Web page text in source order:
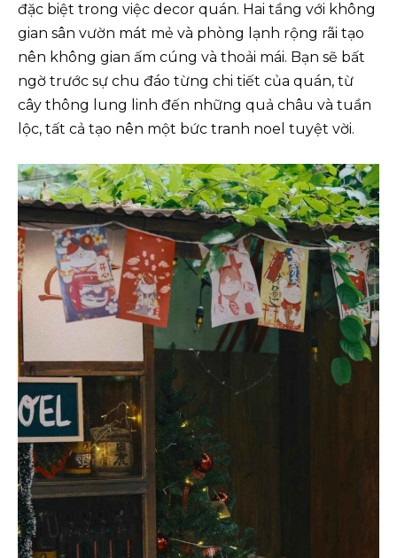
đặc biệt trong việc decor quán. Hai tầng với không
gian sân vườn mát mẻ và phòng lạnh rộng rãi tạo
nên không gian ấm cúng và thoải mái. Bạn sẽ bất
ngờ trước sự chu đáo từng chi tiết của quán, từ
cây thông lung linh đến những quả châu và tuần
lộc, tất cả tạo nên một bức tranh noel tuyệt vời.